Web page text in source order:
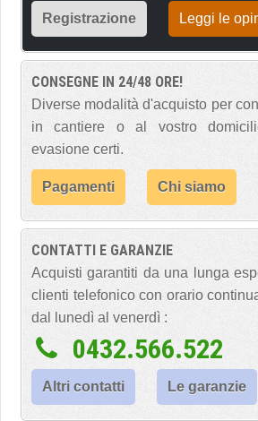
Registrazione Leggi le
CONSEGNE IN 24/48 ORE!
Diverse modalità d'acquisto per
in cantiere o al vostro
evasione certi.
Pagamenti Chi siamo
CONTATTI E GARANZIE
Acquisti garantiti da una lunga
clienti telefonico con orario
dal lunedì al venerdì :
0432.566.522
Altri contatti Le garanzie